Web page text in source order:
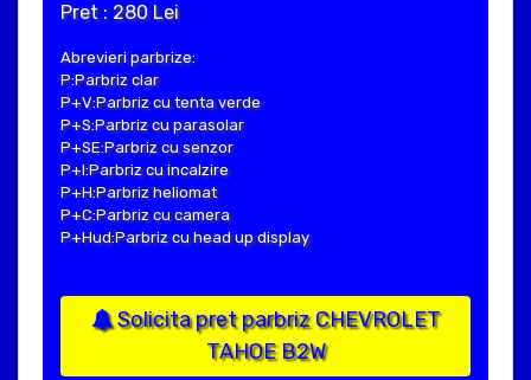
Pret : 280 Lei
Abrevieri parbrize:
P:Parbriz clar
P+V:Parbriz cu tenta verde
P+S:Parbriz cu parasolar
P+SE:Parbriz cu senzor
P+I:Parbriz cu incalzire
P+H:Parbriz heliomat
P+C:Parbriz cu camera
P+Hud:Parbriz cu head up display
Solicita pret parbriz CHEVROLET
TAHOE B2W